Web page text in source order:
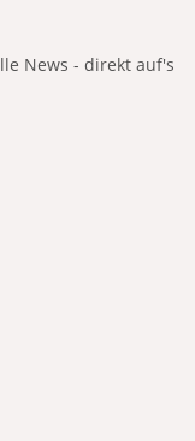
News - direkt auf's